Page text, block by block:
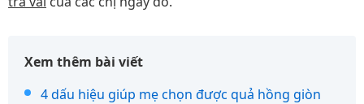
Xem thêm bài viết
4 dấu hiệu giúp mẹ chọn được quả hồng giòn